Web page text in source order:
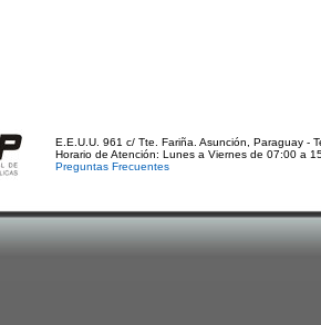
E.E.U.U. 961 c/ Tte. Fariña. Asunción, Paraguay -
Horario de Atención: Lunes a Viernes de 07:00 a
Preguntas Frecuentes